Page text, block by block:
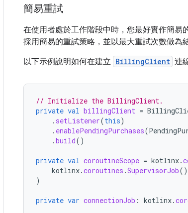
簡易重試
在使用者處於工作階段中時，您最好實作簡易
採用簡易的重試策略，並以最大重試次數做為
以下示例說明如何在建立 BillingClient 連
// Initialize the BillingClient.
private val billingClient =
. setListener(this)
. enablePendingPurchases(
.build()
private val coroutineScope = kotlinx.
kotlinx.coroutines .SupervisorJob()
)
private var connectionJob : kotlinx.